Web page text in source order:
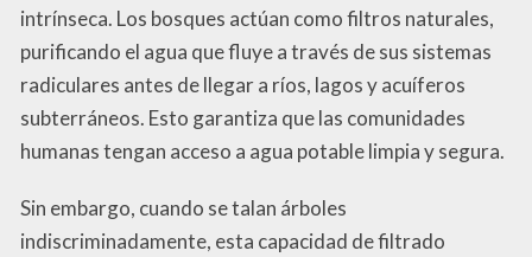
intrínseca. Los bosques actúan como filtros naturales,
purificando el agua que fluye a través de sus sistemas
radiculares antes de llegar a ríos, lagos y acuíferos
subterráneos. Esto garantiza que las comunidades
humanas tengan acceso a agua potable limpia y segura.
Sin embargo, cuando se talan árboles
indiscriminadamente, esta capacidad de filtrado